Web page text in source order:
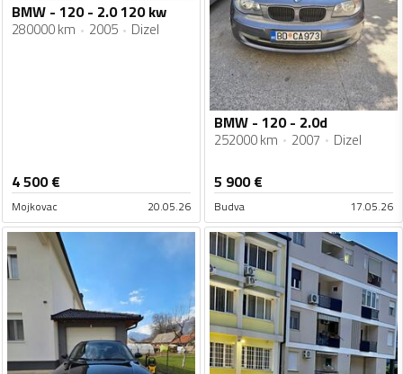
BMW - 120 - 2.0 120 kw
280000 km 2005 Dizel
4 500€
Mojkovac 20.05.26
BMW - 120 - 2.0d
252000 km 2007 Dizel
5 900€
Budva 17.05.26